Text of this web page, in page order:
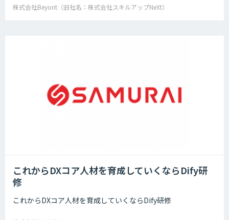
株式会社Beyont（旧社名：株式会社スキルアップNeXt）
これからDXコア人材を育成していくならDify研
修
これからDXコア人材を育成していくならDify研修